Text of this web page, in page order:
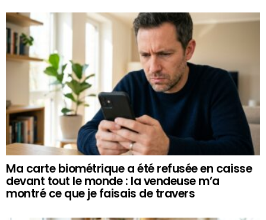
Ma carte biométrique a été refusée en caisse
devant tout le monde : la vendeuse m’a
montré ce que je faisais de travers